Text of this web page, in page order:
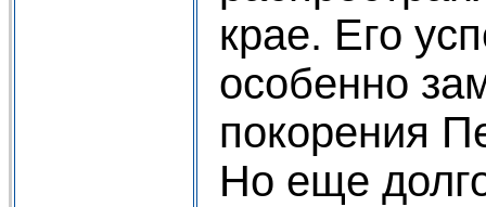
крае. Его
особенно
покорения
Но еще